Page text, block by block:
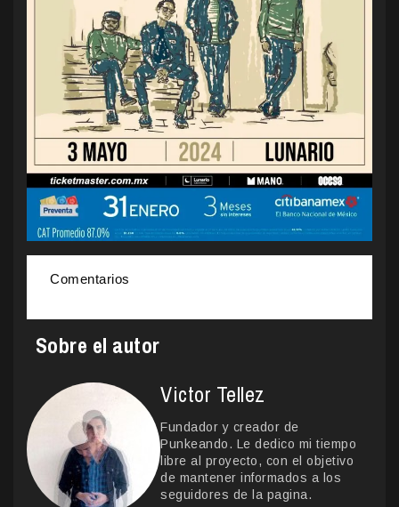
Comentarios
Sobre el autor
Victor Tellez
Fundador y creador de
Punkeando. Le dedico mi tiempo
libre al proyecto, con el objetivo
de mantener informados a los
seguidores de la pagina.